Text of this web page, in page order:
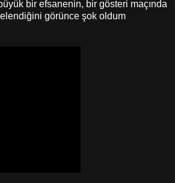
bir efsanenin, bir gösteri maçında
görünce şok oldum